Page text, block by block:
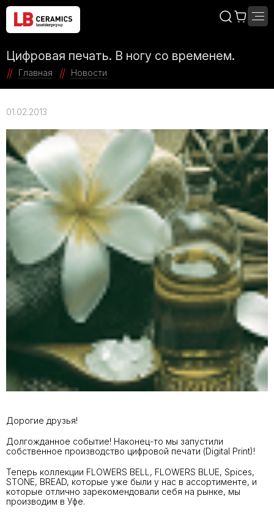
Цифровая печать. В ногу со временем.
Главная Новости
01.02.2013
Дорогие друзья!
Долгожданное событие! Наконец-то мы запустили
собственное производство цифровой печати (Digital Print)!
Теперь коллекции FLOWERS BELL, FLOWERS BLUE, Spices,
STONE, BREAD, которые уже были у нас в ассортименте, и
которые отлично зарекомендовали себя на рынке, мы
производим в Уфе.